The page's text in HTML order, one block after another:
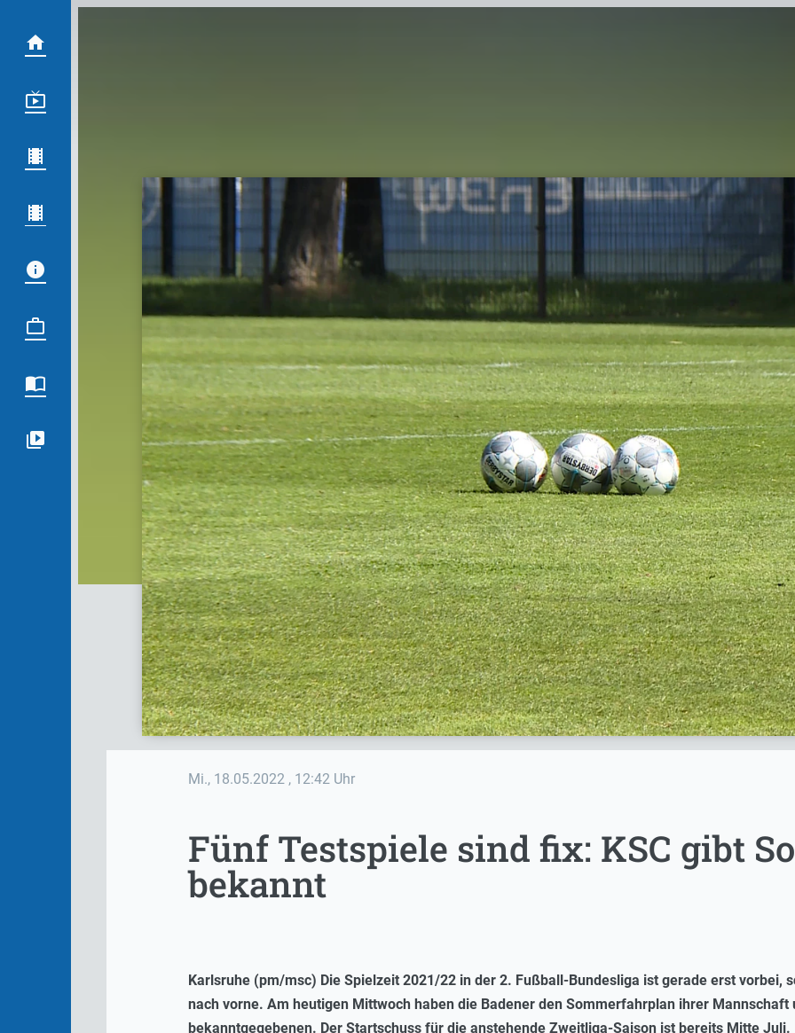
Mi., 18.05.2022 , 12:42 Uhr
Fünf Testspiele sind fix: KSC gibt
bekannt
Karlsruhe (pm/msc) Die Spielzeit 2021/22 in der 2. Fußball-Bundesliga ist gerade erst vorbei,
nach vorne. Am heutigen Mittwoch haben die Badener den Sommerfahrplan ihrer Mannschaft
bekanntgegebenen. Der Startschuss für die anstehende Zweitliga-Saison ist bereits Mitte Juli.